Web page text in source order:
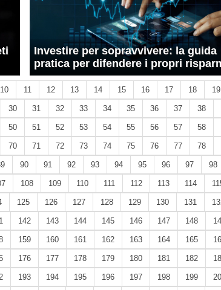
Investire per sopravvivere: la guida
pratica per difendere i propri
10 11 12 13 14 15 16 17 18 19
30 31 32 33 34 35 36 37 38
50 51 52 53 54 55 56 57 58
70 71 72 73 74 75 76 77 78
90 91 92 93 94 95 96 97 98
108 109 110 111 112 113 114
125 126 127 128 129 130 131
142 143 144 145 146 147 148
159 160 161 162 163 164 165
176 177 178 179 180 181 182
193 194 195 196 197 198 199